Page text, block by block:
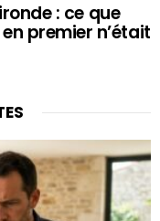
: ce que
premier n’était